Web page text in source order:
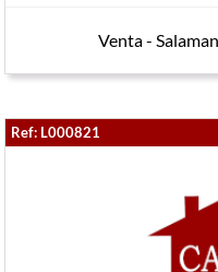
Venta -
Ref: L000821